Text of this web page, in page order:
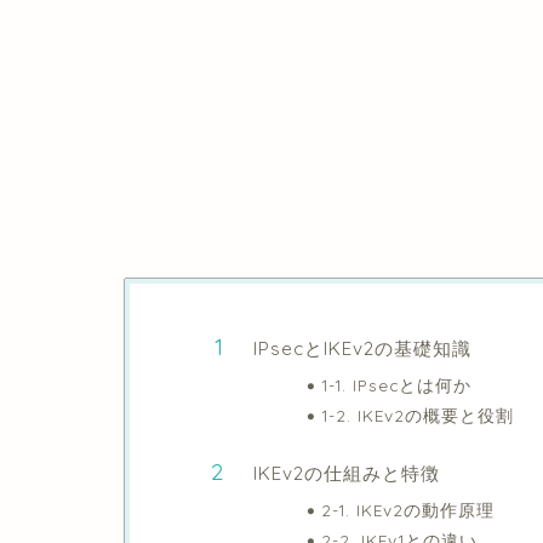
IPsecとIKEv2の基礎知識
1-1. IPsecとは何か
1-2. IKEv2の概要と役割
IKEv2の仕組みと特徴
2-1. IKEv2の動作原理